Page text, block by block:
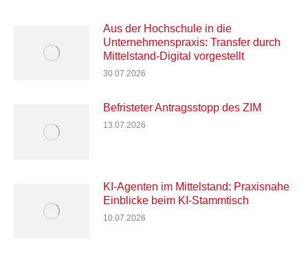
Aus der Hochschule in die
Unternehmenspraxis: Transfer durch
Mittelstand-Digital vorgestellt
30.07.2026
Befristeter Antragsstopp des ZIM
13.07.2026
KI-Agenten im Mittelstand: Praxisnahe
Einblicke beim KI-Stammtisch
10.07.2026